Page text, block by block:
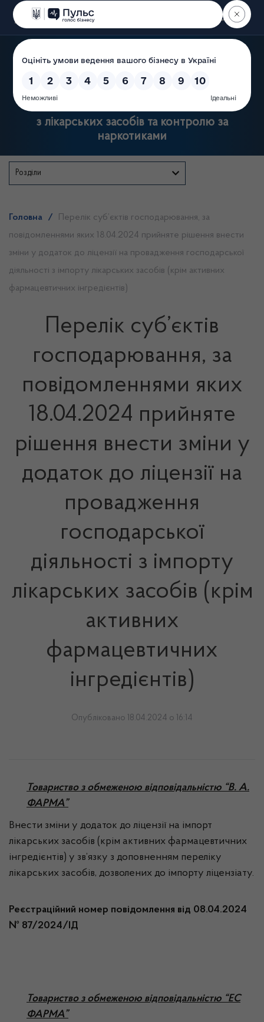
Пошук
Державна служба України
з лікарських засобів та контролю за
наркотиками
Розділи
Головна /
Перелік суб’єктів господарювання, за
повідомленнями яких 18.04.2024 прийняте рішення внести
зміни у додаток до ліцензії на провадження господарської
діяльності з імпорту лікарських засобів (крім активних
фармацевтичних інгредієнтів)
Перелік суб’єктів
господарювання, за
повідомленнями яких
18.04.2024 прийняте
рішення внести зміни у
додаток до ліцензії на
провадження
господарської
діяльності з імпорту
лікарських засобів (крім
активних
фармацевтичних
інгредієнтів)
Опубліковано 18.04.2024 о 16:14
Товариство з обмеженою відповідальністю “В. А.
ФАРМА”
Внести зміни у додаток до ліцензії на імпорт
лікарських засобів (крім активних фармацевтичних
інгредієнтів) у зв’язку з доповненням переліку
лікарських засобів, дозволених до імпорту ліцензіату.
Реєстраційний номер повідомлення від 08.04.2024
№ 87/2024/ІД
Товариство з обмеженою відповідальністю “ЕС
ФАРМА”